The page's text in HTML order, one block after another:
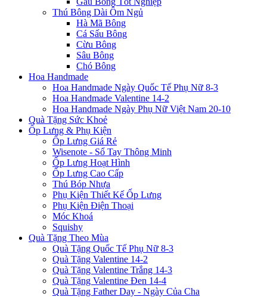
Thú Bông Dài Ôm Ngủ
Hà Mã Bông
Cá Sấu Bông
Cừu Bông
Sâu Bông
Chó Bông
Hoa Handmade
Hoa Handmade Ngày Quốc Tế Phụ Nữ 8-3
Hoa Handmade Valentine 14-2
Hoa Handmade Ngày Phụ Nữ Việt Nam 20-10
Quà Tặng Sức Khoẻ
Ốp Lưng & Phụ Kiện
Ốp Lưng Giá Rẻ
Wisenote - Sổ Tay Thông Minh
Ốp Lưng Hoạt Hình
Ốp Lưng Cao Cấp
Thú Bóp Nhựa
Phụ Kiện Thiết Kế Ốp Lưng
Phụ Kiện Điện Thoại
Móc Khoá
Squishy
Quà Tặng Theo Mùa
Quà Tặng Quốc Tế Phụ Nữ 8-3
Quà Tặng Valentine 14-2
Quà Tặng Valentine Trắng 14-3
Quà Tặng Valentine Đen 14-4
Quà Tặng Father Day - Ngày Của Cha